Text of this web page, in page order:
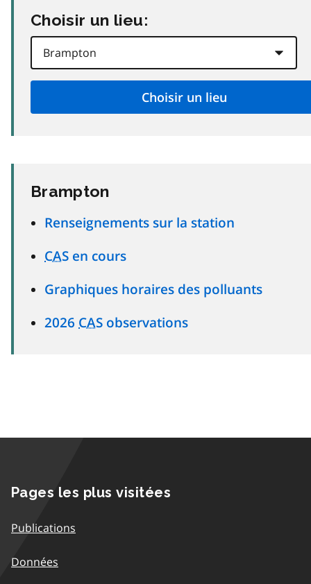
Choisir un lieu:
Brampton
Renseignements sur la station
CAS en cours
Graphiques horaires des polluants
2026 CAS observations
Pages les plus visitées
Publications
Données